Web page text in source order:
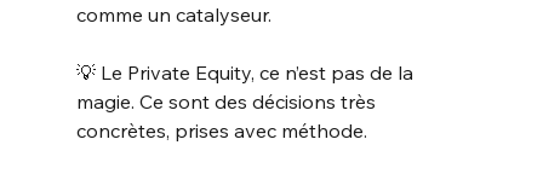
comme un catalyseur.
💡 Le Private Equity, ce n’est pas de la
magie. Ce sont des décisions très
concrètes, prises avec méthode.